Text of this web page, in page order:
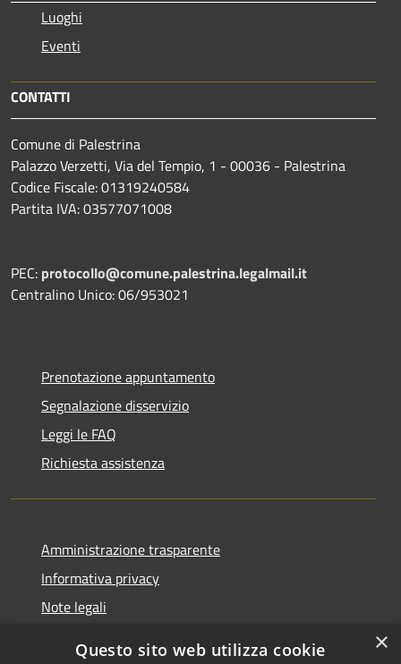
Luoghi
Eventi
CONTATTI
Comune di Palestrina
Palazzo Verzetti, Via del Tempio, 1 - 00036 - Palestrina
Codice Fiscale: 01319240584
Partita IVA: 03577071008
PEC: protocollo@comune.palestrina.legalmail.it
Centralino Unico: 06/953021
Prenotazione appuntamento
Segnalazione disservizio
Leggi le FAQ
Richiesta assistenza
Amministrazione trasparente
Informativa privacy
Note legali
×
Questo sito web utilizza cookie